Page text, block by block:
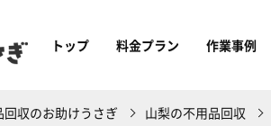
トップ 料金プラン 作業事例
回収のお助けうさぎ 山梨の不用品回収